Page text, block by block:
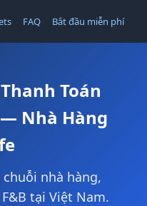
FAQ Bắt đầu miễn phí
Toán
Nhà Hàng
nhà hàng,
tại Việt Nam.